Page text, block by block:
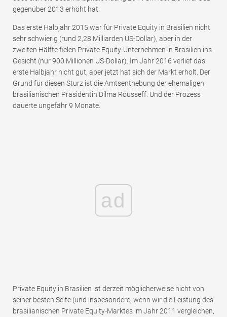
gegenüber 2013 erhöht hat.
Das erste Halbjahr 2015 war für Private Equity in Brasilien nicht
sehr schwierig (rund 2,28 Milliarden US-Dollar), aber in der
zweiten Hälfte fielen Private Equity-Unternehmen in Brasilien ins
Gesicht (nur 900 Millionen US-Dollar). Im Jahr 2016 verlief das
erste Halbjahr nicht gut, aber jetzt hat sich der Markt erholt. Der
Grund für diesen Sturz ist die Amtsenthebung der ehemaligen
brasilianischen Präsidentin Dilma Rousseff. Und der Prozess
dauerte ungefähr 9 Monate.
ad
Private Equity in Brasilien ist derzeit möglicherweise nicht von
seiner besten Seite (und insbesondere, wenn wir die Leistung des
brasilianischen Private Equity-Marktes im Jahr 2011 vergleichen,